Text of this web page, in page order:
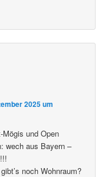
2025 um
Mögis und Open
wech aus Bayern –
noch Wohnraum?